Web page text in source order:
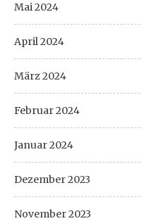
Mai 2024
April 2024
März 2024
Februar 2024
Januar 2024
Dezember 2023
November 2023